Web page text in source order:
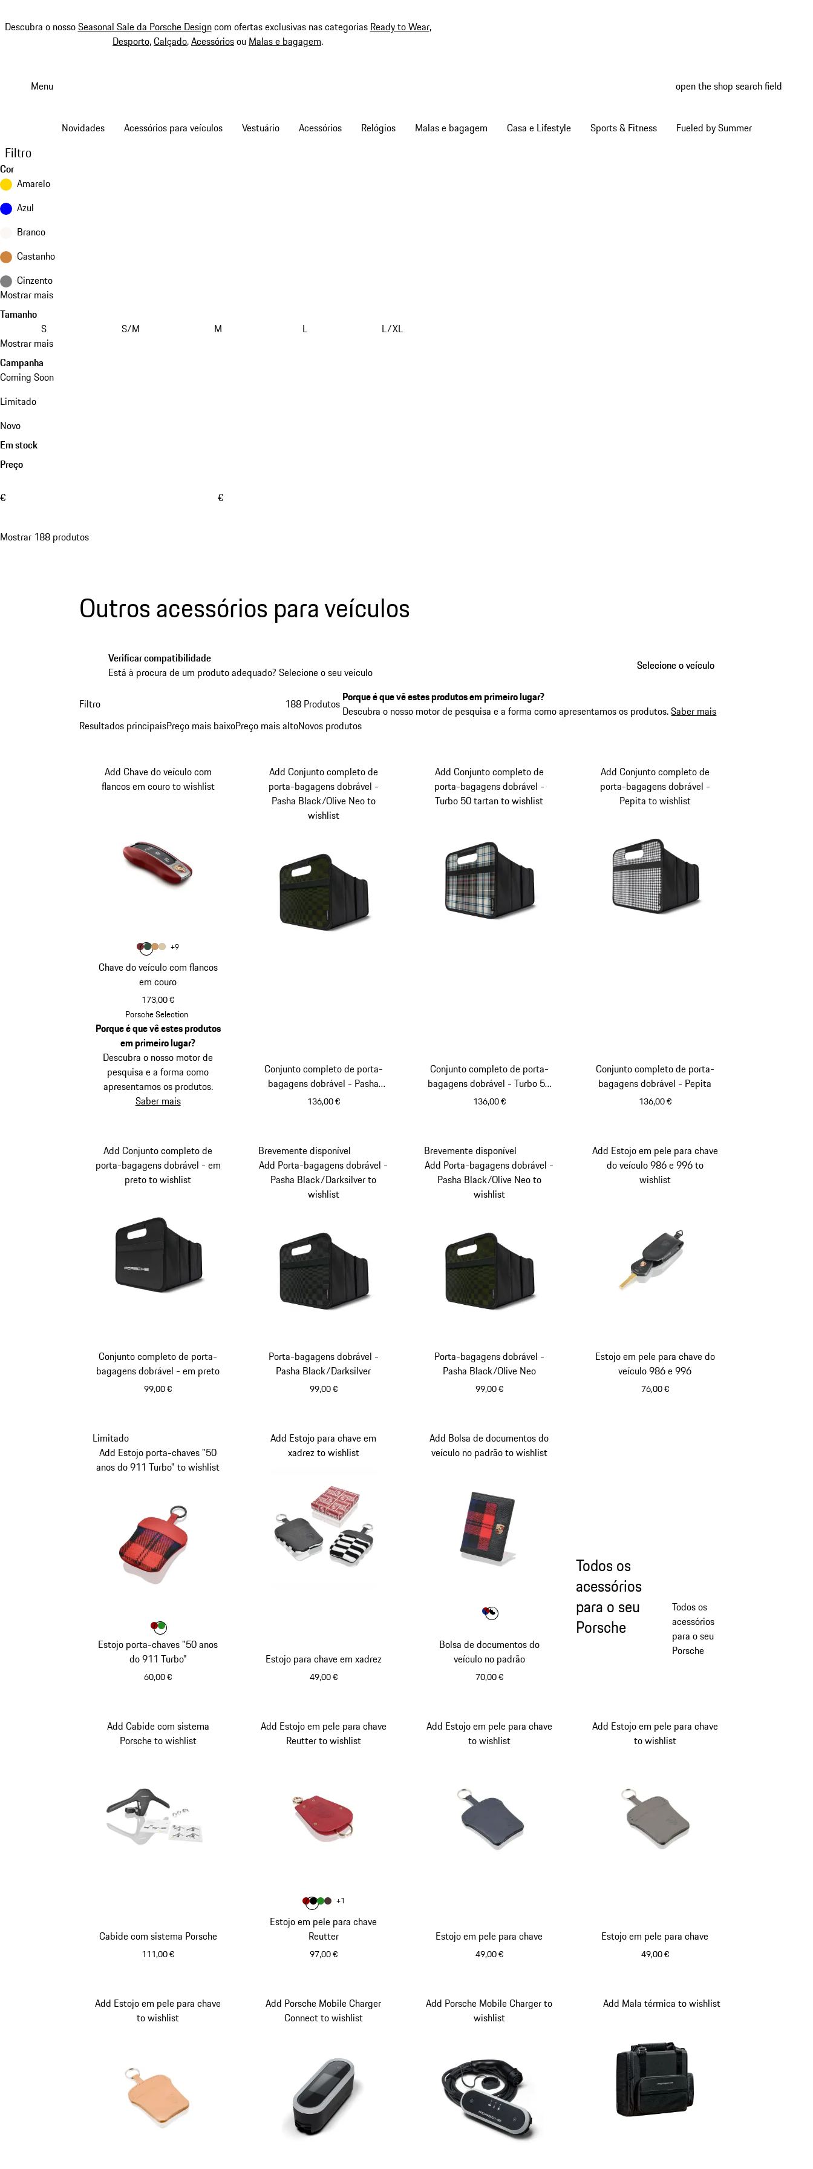
Descubra o nossoSeasonal Sale da Porsche Designcom ofertas exclusivas nas categorias Ready to Wear,
Desporto,Calçado,Acessóriosou Malas e bagagem.
conteúdoMenu open the shop search field
Novidades Acessórios para veículos Vestuário Acessórios Relógios Malas e bagagem Casa e Lifestyle Sports & Fitness Fueled by Summer
Filtro
Cor
Amarelo
Azul
Branco
Castanho
Cinzento
Mostrar mais
Tamanho
S
S/M M L
L/XL
Mostrar mais
Campanha
Coming Soon
Limitado
Novo
Em stock
Preço
€ €
Mostrar 188 produtos
Outros acessórios para veículos
Verificar compatibilidade
Está à procura de um produto adequado? Selecione o seu veículo
Selecione o veículo
Selecione o veículo
Filtro
Resultados principaisPreço mais baixoPreço mais altoNovos produtos
188 Produtos Porque é que vê estes produtos em primeiro lugar?
Descubra o nosso motor de pesquisa e a forma como apresentamos os produtos.Saber mais
Chave do veículo com flancos
em couro
173,00 €
Vermelho Bordeaux
Add Chave do veículo com
flancos em couro to wishlist
Cor
CorVermelho Bordeaux
CorVerde Islândia
Cor Bege Luxor
CorBege
+9
Porsche Selection
Porque é que vê estes produtos
em primeiro lugar?
Descubra o nosso motor de
pesquisa e a forma como
apresentamos os produtos.
Saber mais
Conjunto completo de porta-
bagagens dobrável - Pasha
Black/Olive Neo
136,00 €
Add Conjunto completo de
porta-bagagens dobrável -
Pasha Black/Olive Neo to
wishlist
Conjunto completo de porta-
bagagens dobrável - Turbo 50
tartan
136,00 €
Add Conjunto completo de
porta-bagagens dobrável -
Turbo 50 tartan to wishlist
Conjunto completo de porta-
bagagens dobrável - Pepita
136,00 €
Add Conjunto completo de
porta-bagagens dobrável -
Pepita to wishlist
Conjunto completo de porta-
bagagens dobrável - em preto
99,00 €
Add Conjunto completo de
porta-bagagens dobrável - em
preto to wishlist
Porta-bagagens dobrável -
Pasha Black/Darksilver
99,00 €
Brevemente disponível
Add Porta-bagagens dobrável -
Pasha Black/Darksilver to
wishlist
Porta-bagagens dobrável -
Pasha Black/Olive Neo
99,00 €
Brevemente disponível
Add Porta-bagagens dobrável -
Pasha Black/Olive Neo to
wishlist
Estojo em pele para chave do
veículo 986 e 996
76,00 €
Add Estojo em pele para chave
do veículo 986 e 996 to
wishlist
Estojo porta-chaves "50 anos
do 911 Turbo"
60,00 €
Limitado
Add Estojo porta-chaves "50
anos do 911 Turbo" to wishlist
Cor
Cor
Cor
Estojo para chave em xadrez
49,00 €
Add Estojo para chave em
xadrez to wishlist
Bolsa de documentos do
veículo no padrão
70,00 €
Add Bolsa de documentos do
veículo no padrão to wishlist
Cor
Cor
Cor
Todos os
acessórios
para o seu
Porsche
Todos os
acessórios
para o seu
Porsche
Cabide com sistema Porsche
111,00 €
Add Cabide com sistema
Porsche to wishlist
Estojo em pele para chave
Reutter
97,00 €
Add Estojo em pele para chave
Reutter to wishlist
Cor
CorVermelho
CorPreto
Cor Verde
CorCastanho
+1
Estojo em pele para chave
49,00 €
Add Estojo em pele para chave
to wishlist
Estojo em pele para chave
49,00 €
Add Estojo em pele para chave
to wishlist
Add Estojo em pele para chave
to wishlist
Add Porsche Mobile Charger
Connect to wishlist
Add Porsche Mobile Charger to
wishlist
Add Mala térmica to wishlist